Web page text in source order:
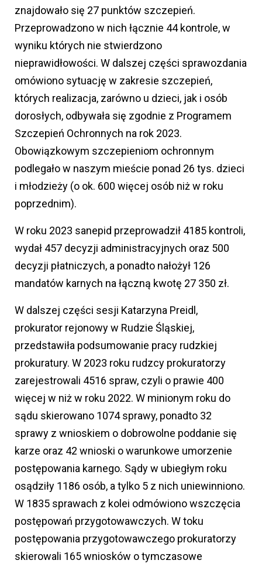
znajdowało się 27 punktów szczepień.
Przeprowadzono w nich łącznie 44 kontrole, w
wyniku których nie stwierdzono
nieprawidłowości. W dalszej części sprawozdania
omówiono sytuację w zakresie szczepień,
których realizacja, zarówno u dzieci, jak i osób
dorosłych, odbywała się zgodnie z Programem
Szczepień Ochronnych na rok 2023.
Obowiązkowym szczepieniom ochronnym
podlegało w naszym mieście ponad 26 tys. dzieci
i młodzieży (o ok. 600 więcej osób niż w roku
poprzednim).
W roku 2023 sanepid przeprowadził 4185 kontroli,
wydał 457 decyzji administracyjnych oraz 500
decyzji płatniczych, a ponadto nałożył 126
mandatów karnych na łączną kwotę 27 350 zł.
W dalszej części sesji Katarzyna Preidl,
prokurator rejonowy w Rudzie Śląskiej,
przedstawiła podsumowanie pracy rudzkiej
prokuratury. W 2023 roku rudzcy prokuratorzy
zarejestrowali 4516 spraw, czyli o prawie 400
więcej w niż w roku 2022. W minionym roku do
sądu skierowano 1074 sprawy, ponadto 32
sprawy z wnioskiem o dobrowolne poddanie się
karze oraz 42 wnioski o warunkowe umorzenie
postępowania karnego. Sądy w ubiegłym roku
osądziły 1186 osób, a tylko 5 z nich uniewinniono.
W 1835 sprawach z kolei odmówiono wszczęcia
postępowań przygotowawczych. W toku
postępowania przygotowawczego prokuratorzy
skierowali 165 wniosków o tymczasowe